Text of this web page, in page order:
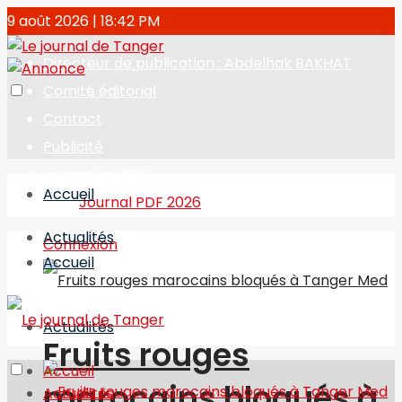
9 août 2026 | 18:42 PM
Directeur de publication : Abdelhak BAKHAT
Journal PDF 2026
Connexion
Accueil
Actualités
Fruits rouges
Accueil
Actualités
Accueil
Actualités